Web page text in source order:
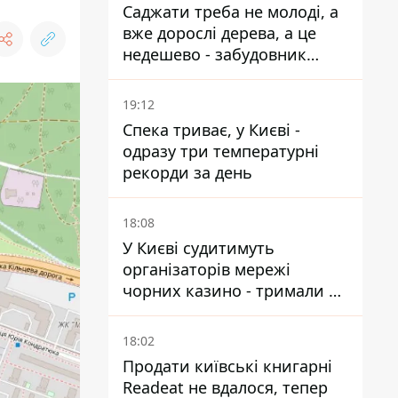
Саджати треба не молоді, а
вже дорослі дерева, а це
недешево - забудовник
Ніконов
19:12
Спека триває, у Києві -
одразу три температурні
рекорди за день
18:08
У Києві судитимуть
організаторів мережі
чорних казино - тримали 39
закладів
18:02
Продати київські книгарні
Readeat не вдалося, тепер